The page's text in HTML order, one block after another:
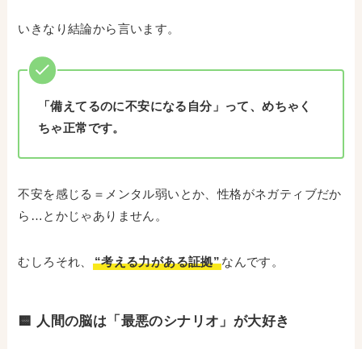
いきなり結論から言います。
「備えてるのに不安になる自分」って、めちゃく
ちゃ正常です。
不安を感じる＝メンタル弱いとか、性格がネガティブだか
ら…とかじゃありません。
むしろそれ、 “考える力がある証拠”なんです。
🟨 人間の脳は「最悪のシナリオ」が大好き